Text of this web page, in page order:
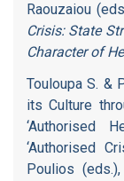
Raouzaiou
Crisis: State
Character of
Touloupa S. &
its Culture
‘Authorised
‘Authorised
Poulios (eds.),